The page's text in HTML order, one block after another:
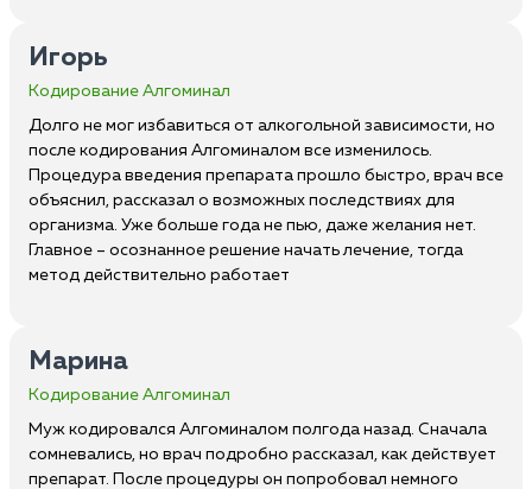
Игорь
Кодирование Алгоминал
Долго не мог избавиться от алкогольной зависимости, но
после кодирования Алгоминалом все изменилось.
Процедура введения препарата прошло быстро, врач все
объяснил, рассказал о возможных последствиях для
организма. Уже больше года не пью, даже желания нет.
Главное – осознанное решение начать лечение, тогда
метод действительно работает
Марина
Кодирование Алгоминал
Муж кодировался Алгоминалом полгода назад. Сначала
сомневались, но врач подробно рассказал, как действует
препарат. После процедуры он попробовал немного